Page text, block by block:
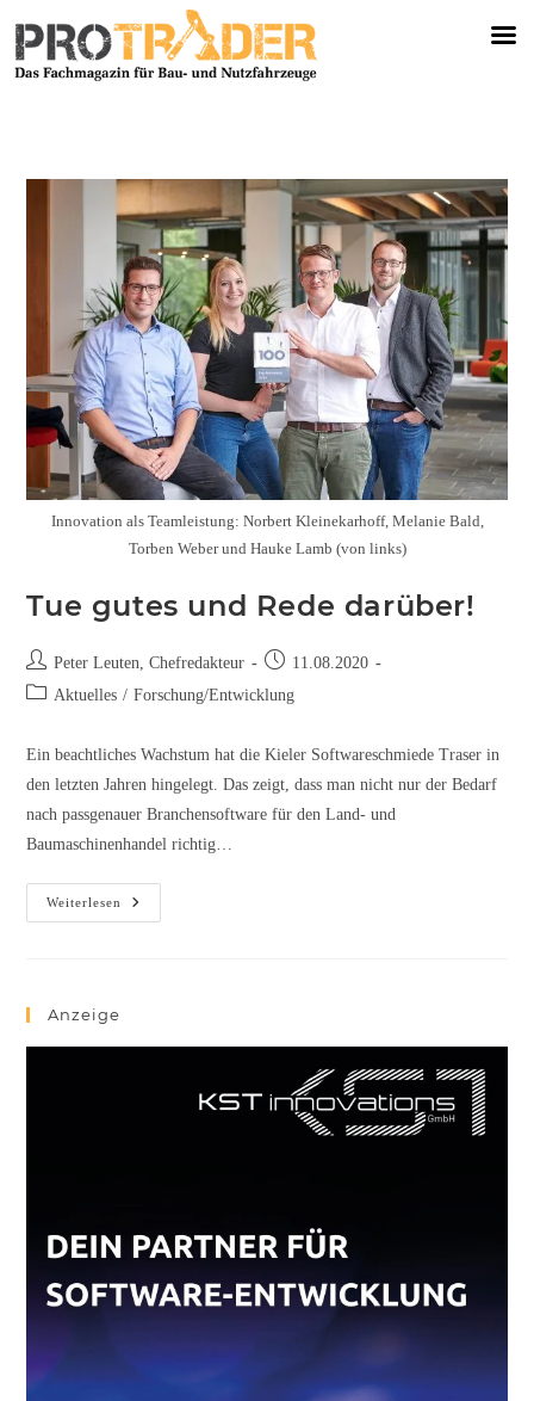
Innovation als Teamleistung: Norbert Kleinekarhoff, Melanie Bald,
Torben Weber und Hauke Lamb (von links)
Tue gutes und Rede darüber!
Peter Leuten, Chefredakteur
11.08.2020
Aktuelles / Forschung/Entwicklung
Ein beachtliches Wachstum hat die Kieler Softwareschmiede Traser in
den letzten Jahren hingelegt. Das zeigt, dass man nicht nur der Bedarf
nach passgenauer Branchensoftware für den Land- und
Baumaschinenhandel richtig…
Weiterlesen
Anzeige